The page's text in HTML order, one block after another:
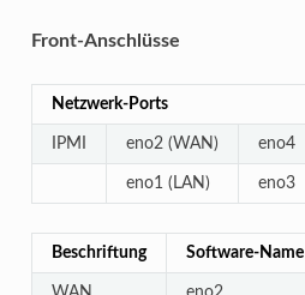
Front-Anschlüsse
Netzwerk-Ports
IPMI eno2 (WAN) eno4
eno1 (LAN) eno3
Beschriftung Software-Name